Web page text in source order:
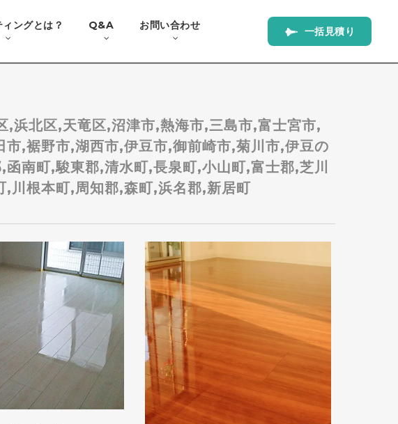
ングとは？ Q&A お問い合わせ 一括見積 り
浜北区,天竜区,沼津市,熱海市,三島市,富士宮市,
,裾野市,湖西市,伊豆市,御前崎市,菊川市,伊豆の
南町,駿東郡,清水町,長泉町,小山町,富士郡,芝川
川根本町,周知郡,森町,浜名郡,新居町